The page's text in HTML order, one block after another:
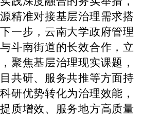
精准对接基层治理需求搭
一步，云南大学政府管理
斗南街道的长效合作，立
聚焦基层治理现实课题，
共研、服务共推等方面持
研优势转化为治理效能，
质增效、服务地方高质量